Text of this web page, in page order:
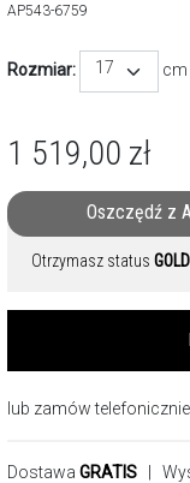
AP543-6759
Rozmiar: 17 cm
1 519,00 zł
Oszczędź z
Otrzymasz status
lub zamów telefonicznie
Dostawa GRATIS |